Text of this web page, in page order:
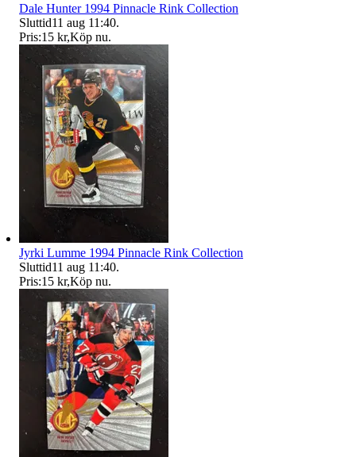
Dale Hunter 1994 Pinnacle Rink Collection
Sluttid11 aug 11:40.
Pris:15 kr,Köp nu.
Jyrki Lumme 1994 Pinnacle Rink Collection
Sluttid11 aug 11:40.
Pris:15 kr,Köp nu.